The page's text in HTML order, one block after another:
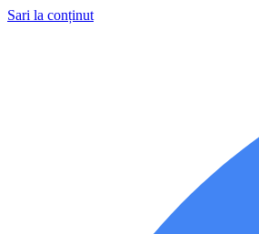
Sari la conținut